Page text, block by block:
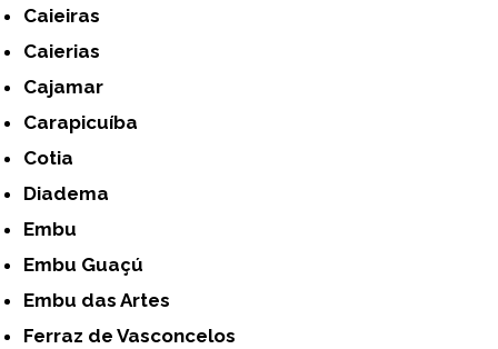
Caieiras
Caierias
Cajamar
Carapicuíba
Cotia
Diadema
Embu
Embu Guaçú
Embu das Artes
Ferraz de Vasconcelos